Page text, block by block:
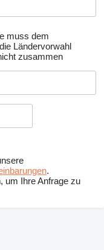
muss dem
Ländervorwahl
zusammen
.
um Ihre Anfrage zu